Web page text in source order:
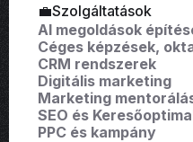
💼Szolgáltatások
AI megoldások
Céges képzések,
CRM rendszerek
Digitális marketing
Marketing
SEO és
PPC és kampány